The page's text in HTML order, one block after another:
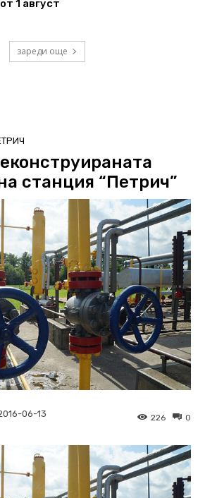
от 1 август
зареди още